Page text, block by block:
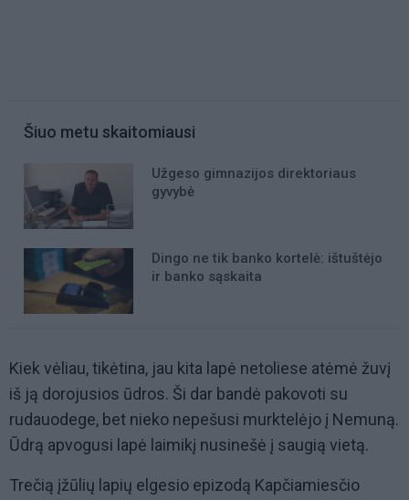
Šiuo metu skaitomiausi
Užgeso gimnazijos direktoriaus
gyvybė
Dingo ne tik banko kortelė: ištuštėjo
ir banko sąskaita
Kiek vėliau, tikėtina, jau kita lapė netoliese atėmė žuvį
iš ją dorojusios ūdros. Ši dar bandė pakovoti su
rudauodege, bet nieko nepešusi murktelėjo į Nemuną.
Ūdrą apvogusi lapė laimikį nusinešė į saugią vietą.
Trečią įžūlių lapių elgesio epizodą Kapčiamiesčio